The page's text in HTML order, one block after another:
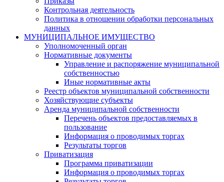
Контрольная деятельность
Политика в отношении обработки персональных
данных
МУНИЦИПАЛЬНОЕ ИМУЩЕСТВО
Уполномоченный орган
Нормативные документы
Управление и распоряжение муниципальной
собственностью
Иные нормативные акты
Реестр объектов муниципальной собственности
Хозяйствующие субъекты
Аренда муниципальной собственности
Перечень объектов предоставляемых в
пользование
Информация о проводимых торгах
Результаты торгов
Приватизация
Программа приватизации
Информация о проводимых торгах